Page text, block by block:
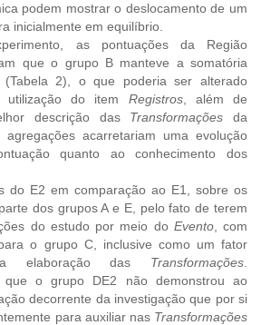
podem mostrar o deslocamento de um
inicialmente em equilíbrio.
as pontuações da Região
que o grupo B manteve a somatória
2), o que poderia ser alterado
utilização do item Registros, além de
descrição das Transformações da
acarretariam uma evolução
quanto ao conhecimento dos
do E2 em comparação ao E1, sobre os
dos grupos A e E, pelo fato de terem
do estudo por meio do Evento, com
o grupo C, inclusive como um fator
elaboração das Transformações
que o grupo DE2 não demonstrou ao
decorrente da investigação que por si
para auxiliar nas Transformações